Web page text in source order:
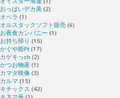
おっぱいデカ美 (2)
オペラ (1)
オルスタックソフト販売 (6)
お夜食カンパニー (1)
お持ち帰り (15)
かぐや姫Pt (17)
カゲキっch (2)
かつお物産 (1)
カマタ映像 (3)
カルマ (15)
キチックス (42)